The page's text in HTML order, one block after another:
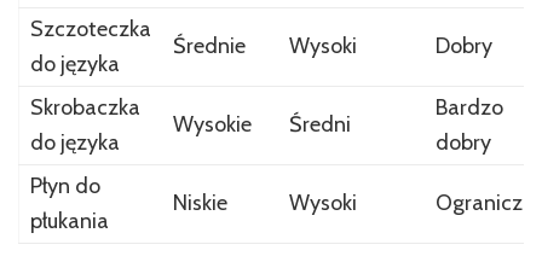
Szczoteczka
do języka
Średnie Wysoki Dobry
Skrobaczka
do języka
Wysokie Średni
Bardzo
dobry
Płyn do
płukania
Niskie Wysoki